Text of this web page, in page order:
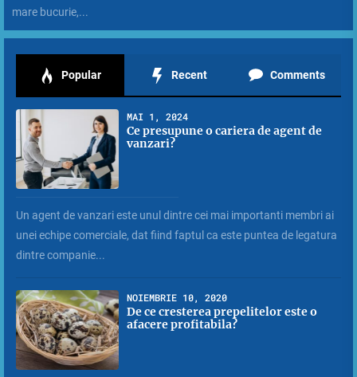
mare bucurie,...
Popular Recent Comments
MAI 1, 2024
Ce presupune o cariera de agent de
vanzari?
Un agent de vanzari este unul dintre cei mai importanti membri ai
unei echipe comerciale, dat fiind faptul ca este puntea de legatura
dintre companie...
NOIEMBRIE 10, 2020
De ce cresterea prepelitelor este o
afacere profitabila?